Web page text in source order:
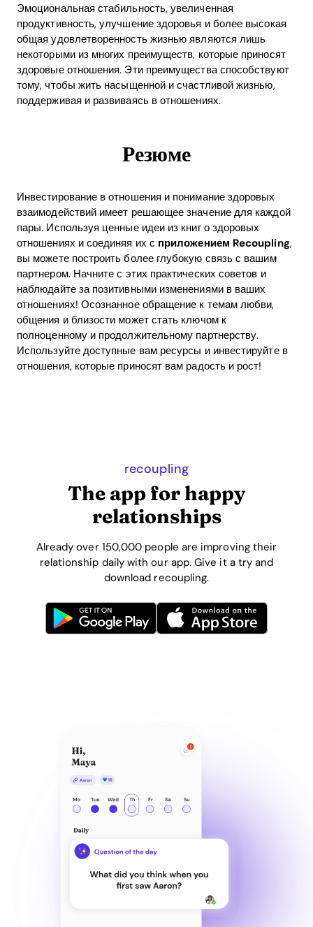
Эмоциональная стабильность, увеличенная
продуктивность, улучшение здоровья и более высокая
общая удовлетворенность жизнью являются лишь
некоторыми из многих преимуществ, которые приносят
здоровые отношения. Эти преимущества способствуют
тому, чтобы жить насыщенной и счастливой жизнью,
поддерживая и развиваясь в отношениях.
Резюме
Инвестирование в отношения и понимание здоровых
взаимодействий имеет решающее значение для каждой
пары. Используя ценные идеи из книг о здоровых
отношениях и соединяя их с приложением Recoupling,
вы можете построить более глубокую связь с вашим
партнером. Начните с этих практических советов и
наблюдайте за позитивными изменениями в ваших
отношениях! Осознанное обращение к темам любви,
общения и близости может стать ключом к
полноценному и продолжительному партнерству.
Используйте доступные вам ресурсы и инвестируйте в
отношения, которые приносят вам радость и рост!
recoupling
The app for happy
relationships
Already over 150,000 people are improving their
relationship daily with our app. Give it a try and
download recoupling.